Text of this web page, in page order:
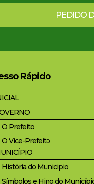
PEDIDO
Rápido
O Prefeito
O Vice-Prefeito
História do Municipio
Símbolos e Hino do